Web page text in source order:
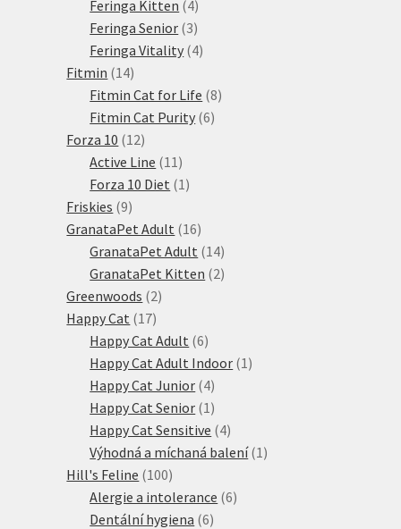
produktů
Feringa Kitten 44
produkty
Feringa Senior 33
produkty
Feringa Vitality 44
Fitmin 1414
produktů
Fitmin Cat for Life 88
Fitmin Cat Purity 66
Forza 10 1212
produktů
Active Line 11 11
produktů
Forza 10 Diet 1 1
Friskies 99
produktů
GranataPet Adult 1616
produktů
GranataPet Adult 1414
produktů
GranataPet Kitten 22
Greenwoods 22
Happy Cat 1717
produktů
Happy Cat Adult 66
produktů
Happy Cat Adult Indoor 1 1
Happy Cat Junior 44
produkty
Happy Cat Senior 1 1
produkt
Happy Cat Sensitive 44
produkty
Výhodná a míchaná balení 1 1
Hill's Feline 100100
produktů
Alergie a intolerance 66
Dentální hygiena 66